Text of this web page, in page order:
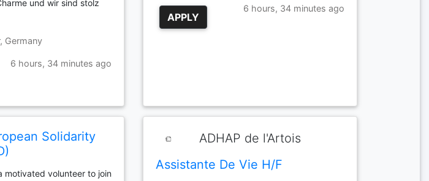
und wir sind stolz
Germany
6 hours, 34 minutes ago
APPLY
6 hours, 34 minutes ago
Solidarity
motivated volunteer to join
ADHAP de l'Artois
Assistante De Vie H/F